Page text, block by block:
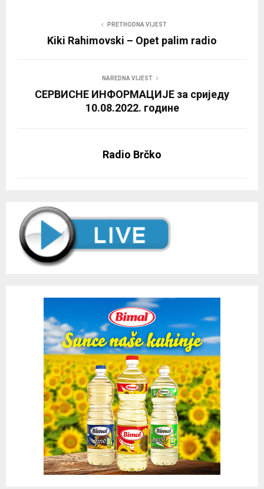
PRETHODNA VIJEST
Kiki Rahimovski – Opet palim radio
NAREDNA VIJEST
СЕРВИСНЕ ИНФОРМАЦИЈЕ за сриједу
10.08.2022. године
Radio Brčko